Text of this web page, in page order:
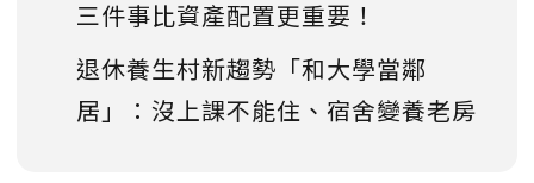
三件事比資產配置更重要！
退休養生村新趨勢「和大學當鄰
居」：沒上課不能住、宿舍變養老房